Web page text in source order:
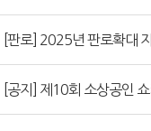
[판로] 2025년 판로확대
[공지] 제10회 소상공인